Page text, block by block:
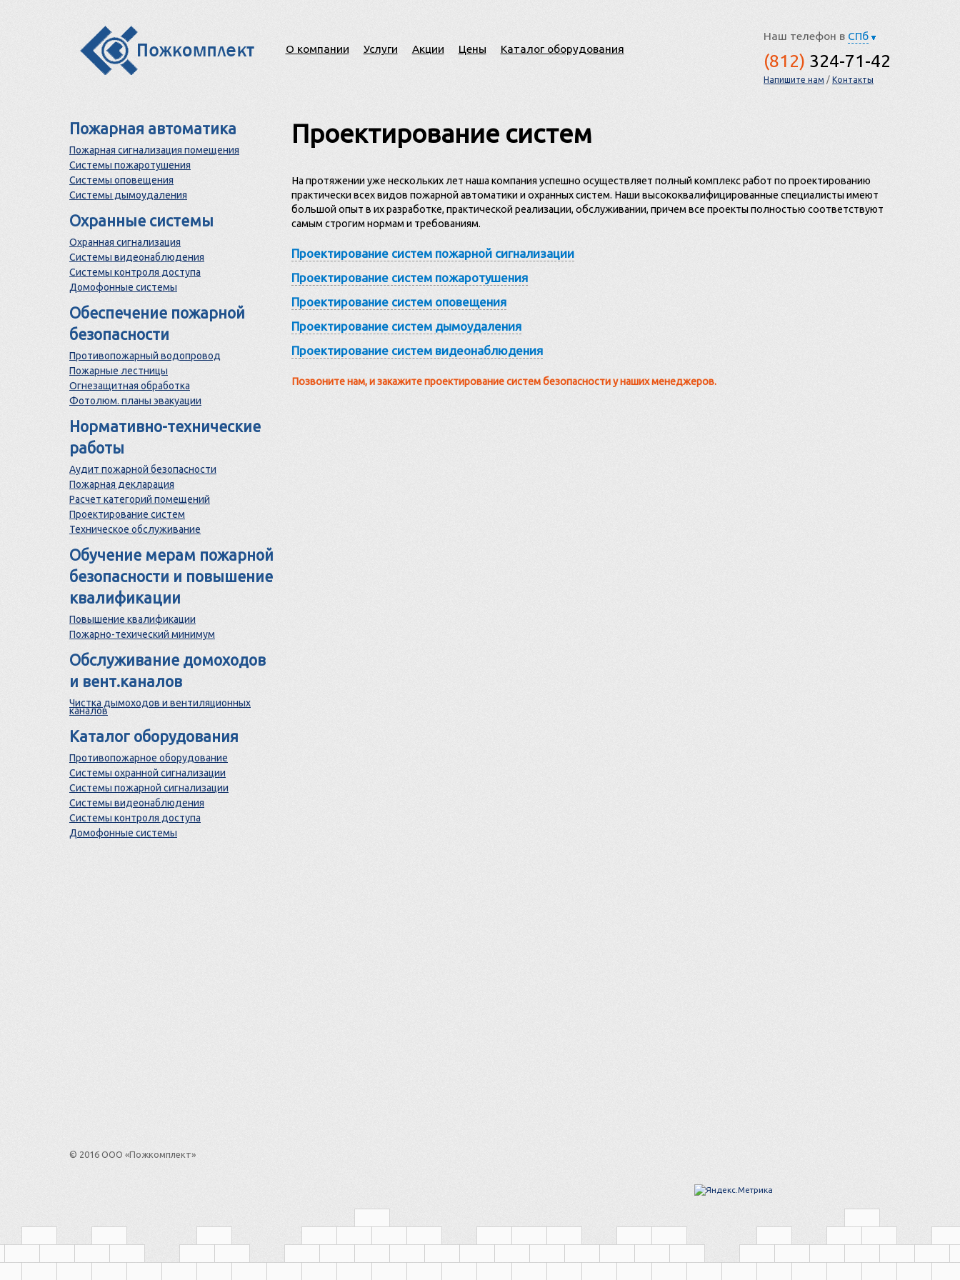
О компании Услуги Акции Цены Каталог оборудования
Наш телефон в СПб
(812) 324-71-42
Напишите нам / Контакты
Пожарная автоматика
Пожарная сигнализация помещения
Системы пожаротушения
Системы оповещения
Системы дымоудаления
Охранные системы
Охранная сигнализация
Системы видеонаблюдения
Системы контроля доступа
Домофонные системы
Обеспечение пожарной
безопасности
Противопожарный водопровод
Пожарные лестницы
Огнезащитная обработка
Фотолюм. планы эвакуации
Нормативно-технические
работы
Аудит пожарной безопасности
Пожарная декларация
Расчет категорий помещений
Проектирование систем
Техническое обслуживание
Обучение мерам пожарной
безопасности и повышение
квалификации
Повышение квалификации
Пожарно-техический минимум
Обслуживание домоходов
и вент.каналов
Чистка дымоходов и вентиляционных
каналов
Каталог оборудования
Противопожарное оборудование
Системы охранной сигнализации
Системы пожарной сигнализации
Системы видеонаблюдения
Системы контроля доступа
Домофонные системы
Проектирование систем
На протяжении уже нескольких лет наша компания успешно осуществляет полный комплекс работ по проектированию
практически всех видов пожарной автоматики и охранных систем. Наши высококвалифицированные специалисты имеют
большой опыт в их разработке, практической реализации, обслуживании, причем все проекты полностью соответствуют
самым строгим нормам и требованиям.
Проектирование систем пожарной сигнализации
Проектирование систем пожаротушения
Проектирование систем оповещения
Проектирование систем дымоудаления
Проектирование систем видеонаблюдения
Позвоните нам, и закажите проектирование систем безопасности у наших менеджеров.
© 2016 ООО «Пожкомплект»